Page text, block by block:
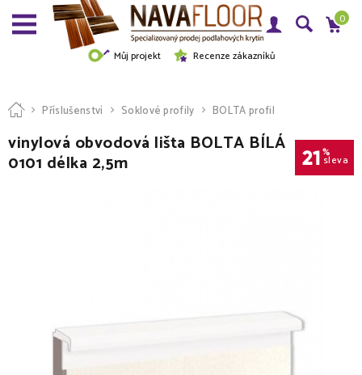
Můj projekt Recenze zákazníků
0
Příslušenství Soklové profily BOLTA profil
vinylová obvodová lišta BOLTA BÍLÁ
0101 délka 2,5m 21 %
sleva